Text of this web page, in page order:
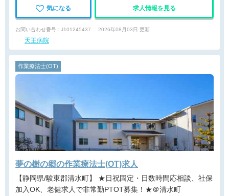
気になる 求人情報を見る
お問い合わせ番号 : J101245437 2026年08月03日 更新
天王病院
作業療法士(OT)
夢の樹の郷の作業療法士(OT)求人
【静岡県/駿東郡清水町】 ★日祝固定・日数時間応相談、社保
加入OK、老健求人で非常勤PTOT募集！★＠清水町